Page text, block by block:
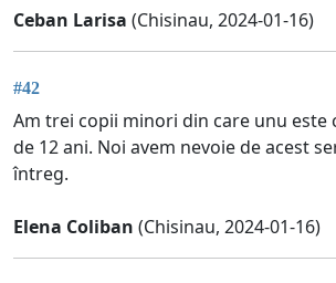
Ceban Larisa (Chisinau, 2024-01-16)
#42
Am trei copii minori din care unu este
de 12 ani. Noi avem nevoie de acest
întreg.
Elena Coliban (Chisinau, 2024-01-16)